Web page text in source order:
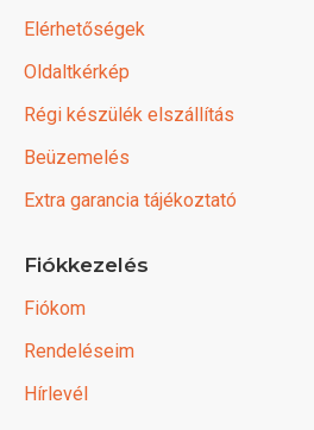
Elérhetőségek
Oldaltkérkép
Régi készülék elszállítás
Beüzemelés
Extra garancia tájékoztató
Fiókkezelés
Fiókom
Rendeléseim
Hírlevél